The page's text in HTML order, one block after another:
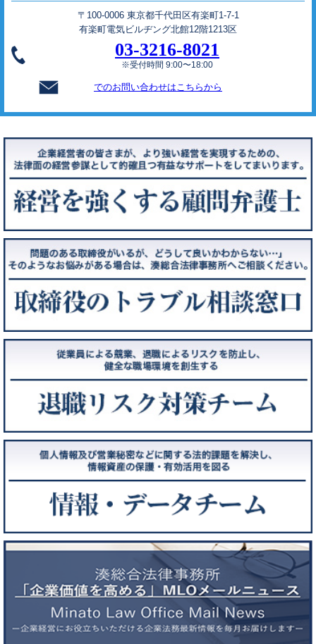
〒100-0006 東京都千代田区有楽町1-7-1
有楽町電気ビルヂング北館12階1213区
03-3216-8021
※受付時間 9:00〜18:00
でのお問い合わせはこちらから